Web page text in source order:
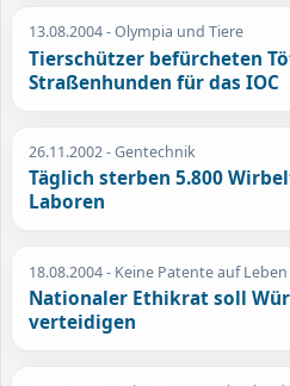
13.08.2004- Olympia und Tiere
Tierschützer befürcheten
Straßenhunden für das IOC
26.11.2002- Gentechnik
Täglich sterben 5.800
Laboren
18.08.2004- Keine Patente auf Leben
Nationaler Ethikrat soll
verteidigen